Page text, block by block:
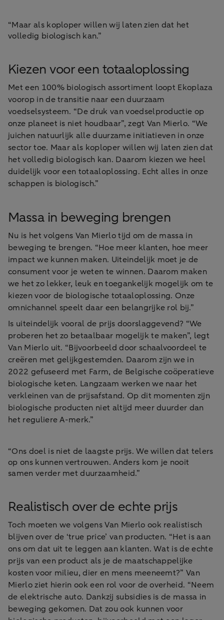
“Maar als koploper willen wij laten zien dat het
volledig biologisch kan.”
Kiezen voor een totaaloplossing
Met een 100% biologisch assortiment loopt Ekoplaza
voorop in de transitie naar een duurzaam
voedselsysteem. “De druk van voedselproductie op
onze planeet is niet houdbaar”, zegt Van Mierlo. “We
juichen natuurlijk alle duurzame initiatieven in onze
sector toe. Maar als koploper willen wij laten zien dat
het volledig biologisch kan. Daarom kiezen we heel
duidelijk voor een totaaloplossing. Echt alles in onze
schappen is biologisch.”
Massa in beweging brengen
Nu is het volgens Van Mierlo tijd om de massa in
beweging te brengen. “Hoe meer klanten, hoe meer
impact we kunnen maken. Uiteindelijk moet je de
consument voor je weten te winnen. Daarom maken
we het zo lekker, leuk en toegankelijk mogelijk om te
kiezen voor de biologische totaaloplossing. Onze
omnichannel speelt daar een belangrijke rol bij.”
Is uiteindelijk vooral de prijs doorslaggevend? “We
proberen het zo betaalbaar mogelijk te maken”, legt
Van Mierlo uit. “Bijvoorbeeld door schaalvoordeel te
creëren met gelijkgestemden. Daarom zijn we in
2022 gefuseerd met Farm, de Belgische coöperatieve
biologische keten. Langzaam werken we naar het
verkleinen van de prijsafstand. Op dit momenten zijn
biologische producten niet altijd meer duurder dan
het reguliere A-merk.”
“Ons doel is niet de laagste prijs. We willen dat telers
op ons kunnen vertrouwen. Anders kom je nooit
samen verder met duurzaamheid.”
Realistisch over de echte prijs
Toch moeten we volgens Van Mierlo ook realistisch
blijven over de ‘true price’ van producten. “Het is aan
ons om dat uit te leggen aan klanten. Wat is de echte
prijs van een product als je de maatschappelijke
kosten voor milieu, dier en mens meeneemt?” Van
Mierlo ziet hierin ook een rol voor de overheid. “Neem
de elektrische auto. Dankzij subsidies is de massa in
beweging gekomen. Dat zou ook kunnen voor